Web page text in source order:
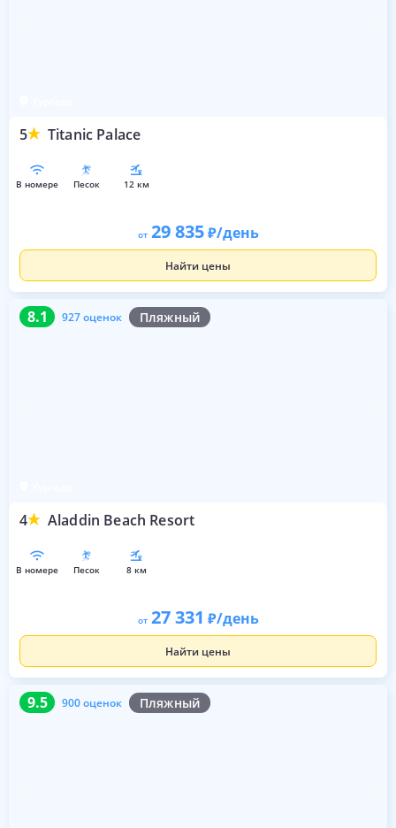
5 Titanic Palace
в номере песок 12 км
от 29 835 /день
Найти цены
8.1 927 оценок Пляжный
4 Aladdin Beach Resort
8.1 927 оценок
в номере песок 8 км
от 27 331 /день
Найти цены
9.5 900 оценок Пляжный
9.5 900 оценок